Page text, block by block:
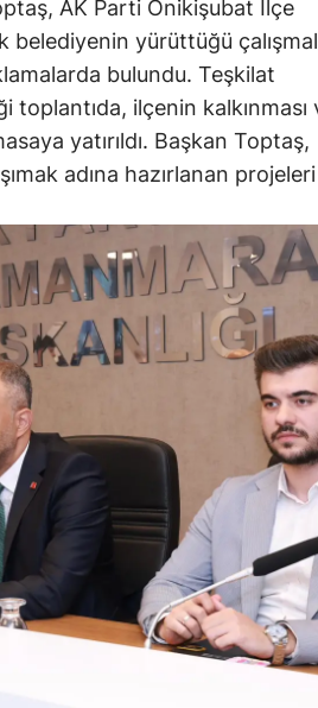
AK Parti Onikişubat İlçe
belediyenin yürüttüğü
bulundu. Teşkilat
toplantıda, ilçenin kalkınması
yatırıldı. Başkan Toptaş,
adına hazırlanan projeleri